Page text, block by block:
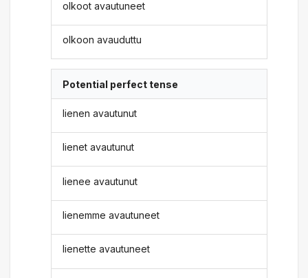
olkoot avautuneet
olkoon avauduttu
Potential perfect tense
lienen avautunut
lienet avautunut
lienee avautunut
lienemme avautuneet
lienette avautuneet